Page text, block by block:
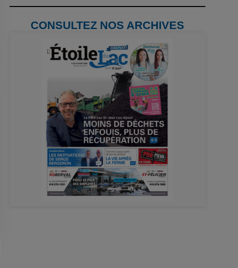
CONSULTEZ NOS ARCHIVES